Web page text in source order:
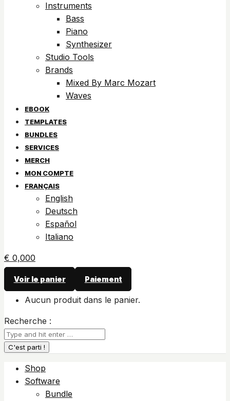
Instruments
Bass
Piano
Synthesizer
Studio Tools
Brands
Mixed By Marc Mozart
Waves
EBOOK
TEMPLATES
BUNDLES
SERVICES
MERCH
MON COMPTE
FRANÇAIS
English
Deutsch
Español
Italiano
€ 0,000
Voir le panier Paiement
Aucun produit dans le panier.
Recherche :
Shop
Software
Bundle